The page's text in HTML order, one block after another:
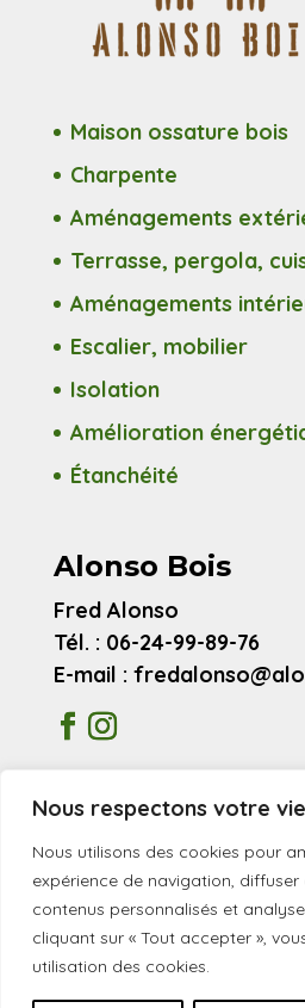
Nous respectons votre
Nous utilisons des cookies pour
expérience de navigation,
contenus personnalisés et
cliquant sur « Tout accepter »,
utilisation des cookies.
Maison ossature bois
Charpente
Aménagements
Terrasse, pergola,
Aménagements
Escalier, mobilier
Isolation
Amélioration
Étanchéité
Alonso Bois
Fred Alonso
Tél. : 06-24-99-89-76
E-mail :
Mentions légales
Avis clients
© 2026